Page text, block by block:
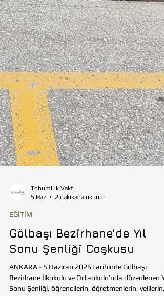
Tohumluk Vakfı
EĞİTİM
Gölbaşı Bezirhane’de Yıl
Sonu Şenliği Coşkusu
ANKARA - 5 Haziran 2026 tarihinde Gölbaşı